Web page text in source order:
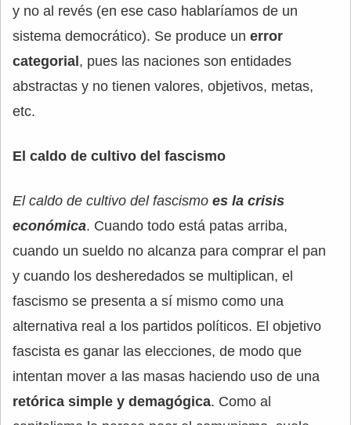
y no al revés (en ese caso hablaríamos de un
sistema democrático). Se produce un error
categorial, pues las naciones son entidades
abstractas y no tienen valores, objetivos, metas,
etc.
El caldo de cultivo del fascismo
El caldo de cultivo del fascismo es la crisis
económica. Cuando todo está patas arriba,
cuando un sueldo no alcanza para comprar el pan
y cuando los desheredados se multiplican, el
fascismo se presenta a sí mismo como una
alternativa real a los partidos políticos. El objetivo
fascista es ganar las elecciones, de modo que
intentan mover a las masas haciendo uso de una
retórica simple y demagógica. Como al